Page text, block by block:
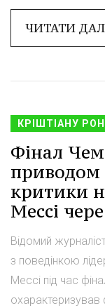
ЧИТАТИ
КРІШТІАНУ
Фінал
приводом
критики
Мессі
Відомий
з поведінкою
Мессі під час
охарактеризував